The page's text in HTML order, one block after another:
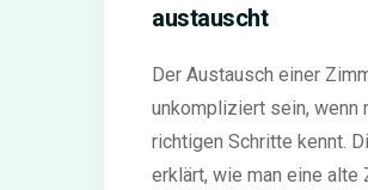
austauscht
Der Austausch einer
unkompliziert sein, wenn
richtigen Schritte kennt.
erklärt, wie man eine alte